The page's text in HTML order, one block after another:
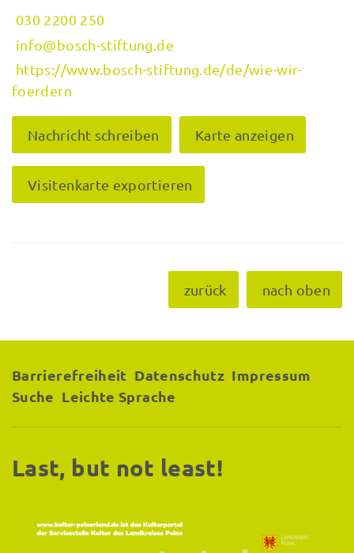
030 2200 250
info@bosch-stiftung.de
https://www.bosch-stiftung.de/de/wie-wir-
foerdern
Nachricht schreiben Karte anzeigen
Visitenkarte exportieren
zurück nach oben
Barrierefreiheit Datenschutz Impressum
Suche Leichte Sprache
Last, but not least!